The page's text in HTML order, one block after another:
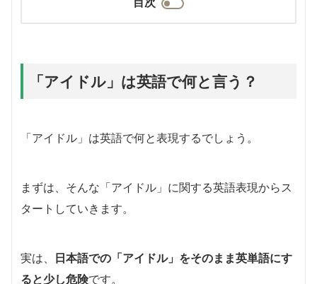
「アイドル」は英語で何と言う？
「アイドル」は英語で何と表現するでしょう。
まずは、そんな「アイドル」に関する英語表現からス
タートしていきます。
実は、 日本語での「アイドル」をそのまま英単語にす
ると少し危険です。